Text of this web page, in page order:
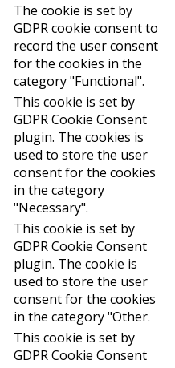
The cookie is set by
GDPR cookie consent to
record the user consent
for the cookies in the
category "Functional".
This cookie is set by
GDPR Cookie Consent
plugin. The cookies is
used to store the user
consent for the cookies
in the category
"Necessary".
This cookie is set by
GDPR Cookie Consent
plugin. The cookie is
used to store the user
consent for the cookies
in the category "Other.
This cookie is set by
GDPR Cookie Consent